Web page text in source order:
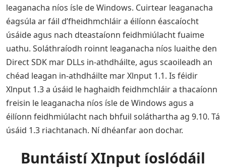
leaganacha níos ísle de Windows. Cuirtear leaganacha
éagsúla ar fáil d’fheidhmchláir a éilíonn éascaíocht
úsáide agus nach dteastaíonn feidhmiúlacht fuaime
uathu. Soláthraíodh roinnt leaganacha níos luaithe den
Direct SDK mar DLLs in-athdháilte, agus scaoileadh an
chéad leagan in-athdháilte mar Xlnput 1.1. Is féidir
Xlnput 1.3 a úsáid le haghaidh feidhmchláir a thacaíonn
freisin le leaganacha níos ísle de Windows agus a
éilíonn feidhmiúlacht nach bhfuil soláthartha ag 9.10. Tá
úsáid 1.3 riachtanach. Ní dhéanfar aon dochar.
Buntáistí XInput íoslódáil